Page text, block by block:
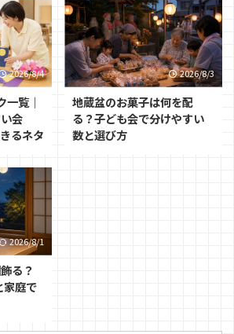
2026/8/4
一覧｜
会
るネタ
2026/8/3
地蔵盆のお菓子は何を配
る？子ども会で分けやすい
数と選び方
2026/8/1
る？
家庭で